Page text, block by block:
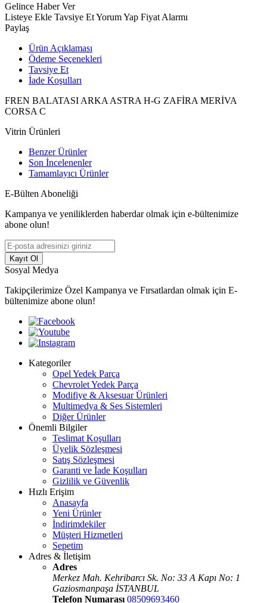
Gelince Haber Ver
Listeye Ekle Tavsiye EtYorum Yap Fiyat Alarmı
Paylaş
Ürün Açıklaması
Ödeme Seçenekleri
Tavsiye Et
İade Koşulları
FREN BALATASI ARKA ASTRA H-G ZAFİRA MERİVA
CORSA C
Vitrin Ürünleri
Benzer Ürünler
Son İncelenenler
Tamamlayıcı Ürünler
E-Bülten Aboneliği
Kampanya ve yeniliklerden haberdar olmak için e-bültenimize
abone olun!
Kayıt Ol
Sosyal Medya
Takipçilerimize Özel Kampanya ve Fırsatlardan olmak için E-
bültenimize abone olun!
Kategoriler
Opel Yedek Parça
Chevrolet Yedek Parça
Modifiye & Aksesuar Ürünleri
Multimedya & Ses Sistemleri
Diğer Ürünler
Önemli Bilgiler
Teslimat Koşulları
Üyelik Sözleşmesi
Satış Sözleşmesi
Garanti ve İade Koşulları
Gizlilik ve Güvenlik
Hızlı Erişim
Anasayfa
Yeni Ürünler
İndirimdekiler
Müşteri Hizmetleri
Sepetim
Adres & İletişim
Adres
Merkez Mah. Kehribarcı Sk. No: 33 A Kapı No: 1
Gaziosmanpaşa İSTANBUL
Telefon Numarası 08509693460